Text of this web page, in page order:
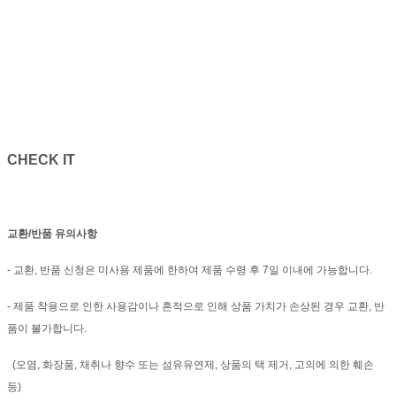
CHECK IT
교환/반품 유의사항
- 교환, 반품 신청은 미사용 제품에 한하여 제품 수령 후 7일 이내에 가능합니다.
- 제품 착용으로 인한 사용감이나 흔적으로 인해 상품 가치가 손상된 경우 교환, 반
품이 불가합니다.
(오염, 화장품, 채취나 향수 또는 섬유유연제, 상품의 택 제거, 고의에 의한 훼손
등)